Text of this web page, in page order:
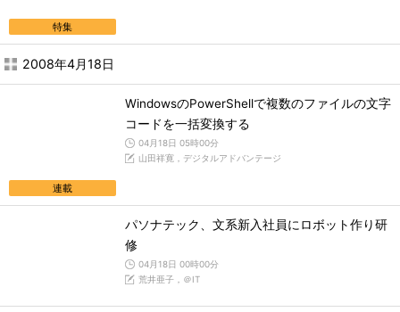
特集
2008年4月18日
連載
WindowsのPowerShellで複数のファイルの文字
コードを一括変換する
04月18日 05時00分
山田祥寛，デジタルアドバンテージ
パソナテック、文系新入社員にロボット作り研
修
04月18日 00時00分
荒井亜子，＠IT